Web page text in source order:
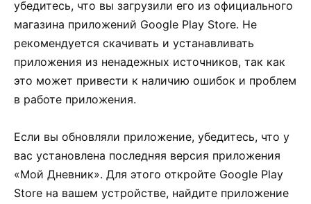
убедитесь, что вы загрузили его из официального
магазина приложений Google Play Store. Не
рекомендуется скачивать и устанавливать
приложения из ненадежных источников, так как
это может привести к наличию ошибок и проблем
в работе приложения.
Если вы обновляли приложение, убедитесь, что у
вас установлена последняя версия приложения
«Мой Дневник». Для этого откройте Google Play
Store на вашем устройстве, найдите приложение